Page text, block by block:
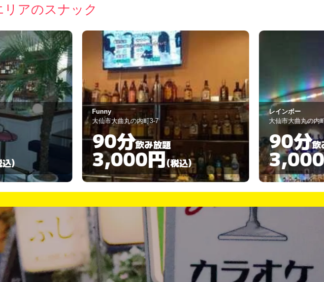
リアのスナック
込)
レインボー
大仙市大曲丸の内町7-9
90分飲み放題
3,000円(税込)
アイボリー
大仙市大曲丸の
120